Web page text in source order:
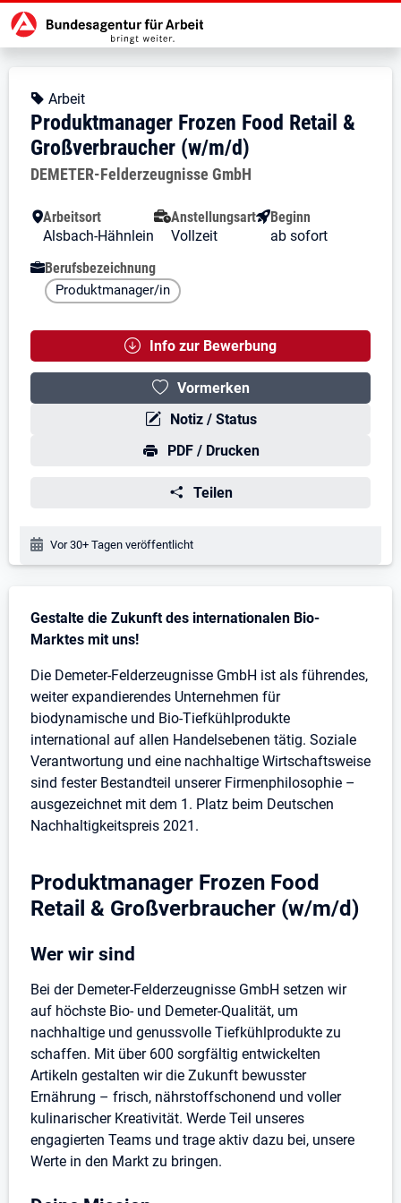
Zur Jobsuche Startseite
Stellendetails zu:
Produktmanager Frozen
Produktmanager Frozen Food
Kopfbereich
Angebotsart:
Arbeit
Produktmanager Frozen Food Retail &
Großverbraucher (w/m/d)
Arbeitgeber:
DEMETER-Felderzeugnisse GmbH
Besondere Merkmale
Arbeitsort
Alsbach-Hähnlein
Anstellungsart
Vollzeit
Beginn
ab sofort
Berufsbezeichnung
Produktmanager/in
Info zur Bewerbung
Vormerken
Notiz / Status
PDF / Drucken
Teilen
Veröffentlichungsdatum:
Vor 30+ Tagen veröffentlicht
Stellenbeschreibung
Gestalte die Zukunft des internationalen Bio-
Marktes mit uns!
Die Demeter-Felderzeugnisse GmbH ist als führendes,
weiter expandierendes Unternehmen für
biodynamische und Bio-Tiefkühlprodukte
international auf allen Handelsebenen tätig. Soziale
Verantwortung und eine nachhaltige Wirtschaftsweise
sind fester Bestandteil unserer Firmenphilosophie –
ausgezeichnet mit dem 1. Platz beim Deutschen
Nachhaltigkeitspreis 2021.
Produktmanager Frozen Food
Retail & Großverbraucher (w/m/d)
Wer wir sind
Bei der Demeter-Felderzeugnisse GmbH setzen wir
auf höchste Bio- und Demeter-Qualität, um
nachhaltige und genussvolle Tiefkühlprodukte zu
schaffen. Mit über 600 sorgfältig entwickelten
Artikeln gestalten wir die Zukunft bewusster
Ernährung – frisch, nährstoffschonend und voller
kulinarischer Kreativität. Werde Teil unseres
engagierten Teams und trage aktiv dazu bei, unsere
Werte in den Markt zu bringen.